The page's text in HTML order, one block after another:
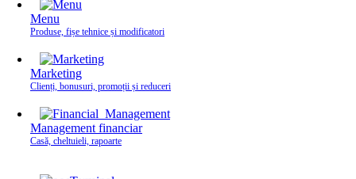
Menu
Produse, fișe tehnice și modificatori
Marketing
Clienți, bonusuri, promoții și reduceri
Management financiar
Casă, cheltuieli, rapoarte